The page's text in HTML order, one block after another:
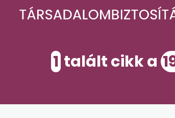
1 talált cikk a